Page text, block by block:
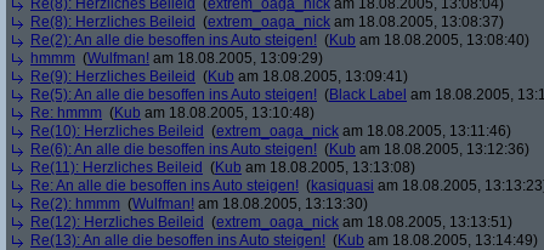
Re(8): Herzliches Beileid (extrem_oaga_nick am 18.08.2005, 13:08:04)
Re(8): Herzliches Beileid (extrem_oaga_nick am 18.08.2005, 13:08:37)
Re(2): An alle die besoffen ins Auto steigen! (Kub am 18.08.2005, 13:08:40)
hmmm (Wulfman! am 18.08.2005, 13:09:29)
Re(9): Herzliches Beileid (Kub am 18.08.2005, 13:09:41)
Re(5): An alle die besoffen ins Auto steigen! (Black Label am 18.08.2005,
Re: hmmm (Kub am 18.08.2005, 13:10:48)
Re(10): Herzliches Beileid (extrem_oaga_nick am 18.08.2005, 13:11:46)
Re(6): An alle die besoffen ins Auto steigen! (Kub am 18.08.2005, 13:12:36)
Re(11): Herzliches Beileid (Kub am 18.08.2005, 13:13:08)
Re: An alle die besoffen ins Auto steigen! (kasiquasi am 18.08.2005,
Re(2): hmmm (Wulfman! am 18.08.2005, 13:13:30)
Re(12): Herzliches Beileid (extrem_oaga_nick am 18.08.2005, 13:13:51)
Re(13): An alle die besoffen ins Auto steigen! (Kub am 18.08.2005, 13:14:49)